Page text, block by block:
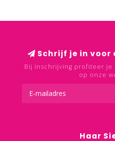
Schrijf je in voor
Bij inschrijving profiteer je
op onze
Haar